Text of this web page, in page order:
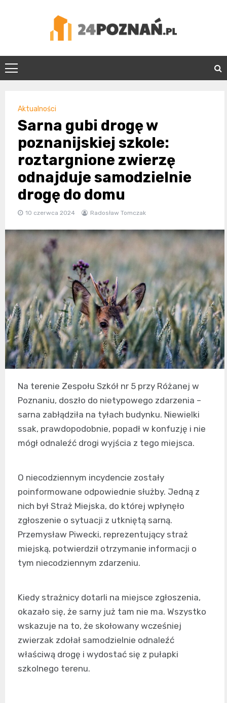
24Poznań.pl
Aktualności
Sarna gubi drogę w
poznanijskiej szkole:
roztargnione zwierzę
odnajduje samodzielnie
drogę do domu
10 czerwca 2024 Radosław Tomczak
Na terenie Zespołu Szkół nr 5 przy Różanej w
Poznaniu, doszło do nietypowego zdarzenia –
sarna zabłądziła na tyłach budynku. Niewielki
ssak, prawdopodobnie, popadł w konfuzję i nie
mógł odnaleźć drogi wyjścia z tego miejsca.
O niecodziennym incydencie zostały
poinformowane odpowiednie służby. Jedną z
nich był Straż Miejska, do której wpłynęło
zgłoszenie o sytuacji z utkniętą sarną.
Przemysław Piwecki, reprezentujący straż
miejską, potwierdził otrzymanie informacji o
tym niecodziennym zdarzeniu.
Kiedy strażnicy dotarli na miejsce zgłoszenia,
okazało się, że sarny już tam nie ma. Wszystko
wskazuje na to, że skołowany wcześniej
zwierzak zdołał samodzielnie odnaleźć
właściwą drogę i wydostać się z pułapki
szkolnego terenu.